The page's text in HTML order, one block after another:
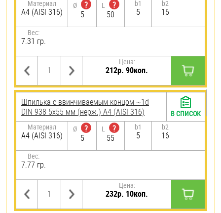
Материал
A4 (AISI 316)
Ø
?
5
L
?
50
b1
5
b2
16
Вес:
7.31 гр.
Цена:
212р. 90коп.
Шпилька c ввинчиваемым концом ~1d
DIN 938 5х55 мм (нерж.) A4 (AISI 316)
Материал
A4 (AISI 316)
Ø
?
5
L
?
55
b1
5
b2
16
Вес:
7.77 гр.
Цена:
232р. 10коп.
В СПИСОК